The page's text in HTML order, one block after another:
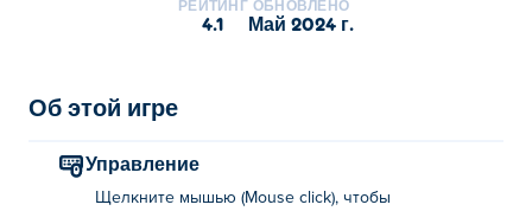
пригласить новых людей, сыграть их жизнь,
персонажей и принимать более тысячи решений,
влияет на навыки персонажей и формирует их
моральные ориентиры. Готовы ли вы противостоять
РЕЙТИНГ
4.1
ОБНОВЛЕНО
май 2024 г.
Об этой игре
Управление
Щелкните мышью (Mouse click), чтобы